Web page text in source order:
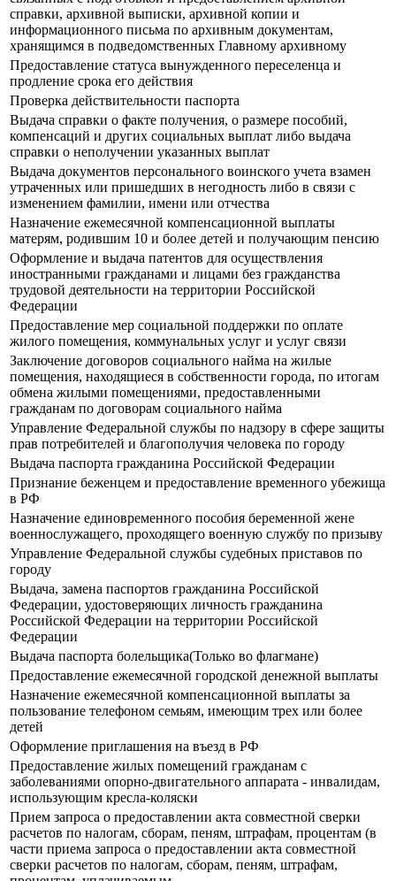
справки, архивной выписки, архивной копии и
информационного письма по архивным документам,
хранящимся в подведомственных Главному архивному
Предоставление статуса вынужденного переселенца и
продление срока его действия
Проверка действительности паспорта
Выдача справки о факте получения, о размере пособий,
компенсаций и других социальных выплат либо выдача
справки о неполучении указанных выплат
Выдача документов персонального воинского учета взамен
утраченных или пришедших в негодность либо в связи с
изменением фамилии, имени или отчества
Назначение ежемесячной компенсационной выплаты
матерям, родившим 10 и более детей и получающим пенсию
Оформление и выдача патентов для осуществления
иностранными гражданами и лицами без гражданства
трудовой деятельности на территории Российской
Федерации
Предоставление мер социальной поддержки по оплате
жилого помещения, коммунальных услуг и услуг связи
Заключение договоров социального найма на жилые
помещения, находящиеся в собственности города, по итогам
обмена жилыми помещениями, предоставленными
гражданам по договорам социального найма
Управление Федеральной службы по надзору в сфере защиты
прав потребителей и благополучия человека по городу
Выдача паспорта гражданина Российской Федерации
Признание беженцем и предоставление временного убежища
в РФ
Назначение единовременного пособия беременной жене
военнослужащего, проходящего военную службу по призыву
Управление Федеральной службы судебных приставов по
городу
Выдача, замена паспортов гражданина Российской
Федерации, удостоверяющих личность гражданина
Российской Федерации на территории Российской
Федерации
Выдача паспорта болельщика(Только во флагмане)
Предоставление ежемесячной городской денежной выплаты
Назначение ежемесячной компенсационной выплаты за
пользование телефоном семьям, имеющим трех или более
детей
Оформление приглашения на въезд в РФ
Предоставление жилых помещений гражданам с
заболеваниями опорно-двигательного аппарата - инвалидам,
использующим кресла-коляски
Прием запроса о предоставлении акта совместной сверки
расчетов по налогам, сборам, пеням, штрафам, процентам (в
части приема запроса о предоставлении акта совместной
сверки расчетов по налогам, сборам, пеням, штрафам,